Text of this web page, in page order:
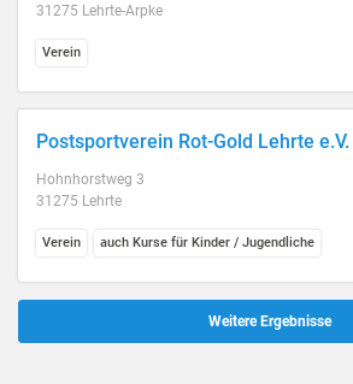
31275 Lehrte-Arpke
Verein
Postsportverein Rot-Gold Lehrte e.V.
Hohnhorstweg 3
31275 Lehrte
Verein auch Kurse für Kinder / Jugendliche
Weitere Ergebnisse